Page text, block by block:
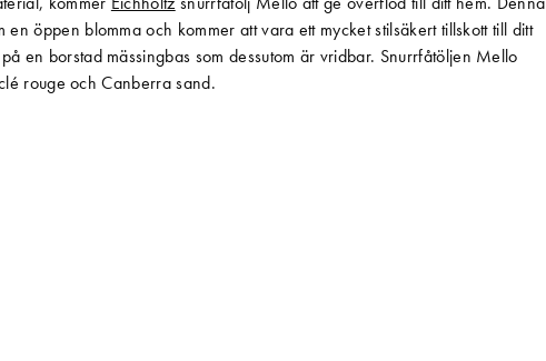
öppen blomma och kommer att vara ett mycket stilsäkert tillskott till ditt
en borstad mässingbas som dessutom är vridbar. Snurrfåtöljen Mello
rouge och Canberra sand.